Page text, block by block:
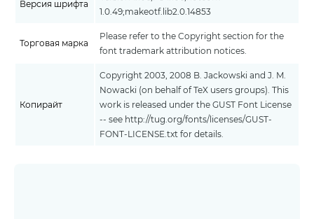
Версия шрифта
1.0.49;makeotf.lib2.0.14853
Торговая марка
Please refer to the Copyright section for the
font trademark attribution notices.
Копирайт
Copyright 2003, 2008 B. Jackowski and J. M.
Nowacki (on behalf of TeX users groups). This
work is released under the GUST Font License
-- see http://tug.org/fonts/licenses/GUST-
FONT-LICENSE.txt for details.